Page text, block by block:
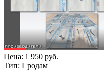
Цена: 1 950 руб.
Тип: Продам